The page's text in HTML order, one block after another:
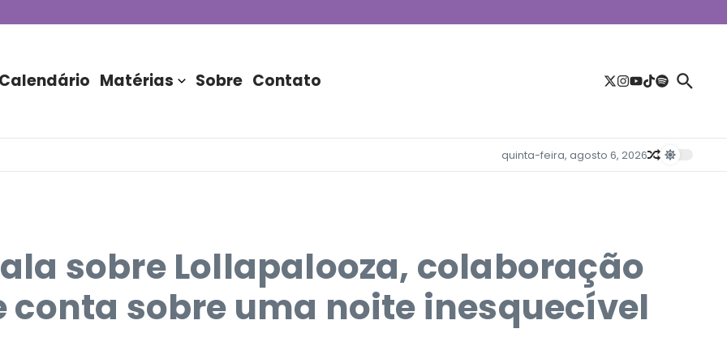
do Nubank Parque
Calendário Matérias Sobre Contato
quinta-feira, agosto 6, 2026
sobre Lollapalooza, colaboração
conta sobre uma noite inesquecível